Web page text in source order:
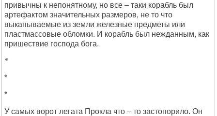
привычны к непонятному, но все – таки корабль был
артефактом значительных размеров, не то что
выкапываемые из земли железные предметы или
пластмассовые обломки. И корабль был нежданным, как
пришествие господа бога.
*
*
*
У самых ворот легата Прокла что – то застопорило. Он